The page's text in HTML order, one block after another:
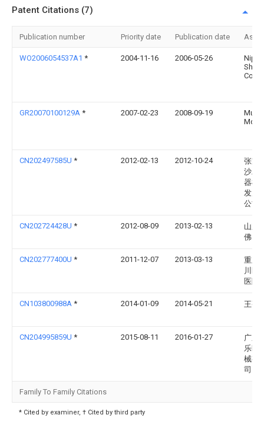
Patent Citations (7)
Publication number Priority date Publication date
WO2006054537A1 * 2004-11-16 2006-05-26
Co.,
GR20070100129A * 2007-02-23 2008-09-19
CN202497585U * 2012-02-13 2012-10-24
张家
沙工
器械
发展
公司
CN202724428U * 2012-08-09 2013-02-13
山东
佛山
CN202777400U * 2011-12-07 2013-03-13
重庆
川区
医院
CN103800988A * 2014-01-09 2014-05-21 王亮
CN204995859U * 2015-08-11 2016-01-27
广东
乐医
械有
司
Family To Family Citations
* Cited by examiner, † Cited by third party